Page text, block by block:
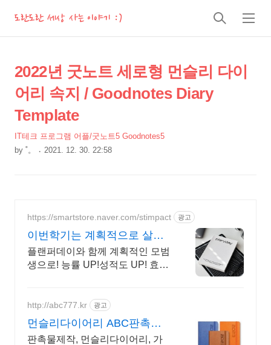
도란도란 세상 사는 이야기 :)
검
메
상
세
컨
텐
츠
본
제
목
2022년 굿노트 세로형 먼슬리 다이
어리 속지 / Goodnotes Diary
Template
IT테크 프로그램 어플/굿노트5 Goodnotes5
by ˚。 2021. 12. 30. 22:58
https://smartstore.naver.com/stimpact 광고
이번학기는 계획적으로 살자!
하루를 효율적으로 완벽하게
플랜퍼데이와 함께 계획적인 모범
생으로! 능률 UP!성적도 UP! 효율
보세요!
http://abc777.kr 광고
먼슬리다이어리 ABC판촉물
기업/관공서 후결제
판촉물제작, 먼슬리다이어리, 가